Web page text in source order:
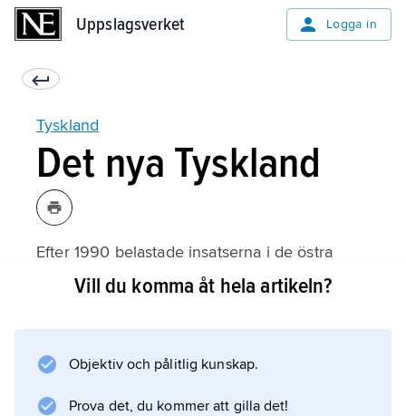
Uppslagsverket Logga in
Tyskland
Det nya Tyskland
Efter 1990 belastade insatserna i de östra
delstaterna förbundsrepublikens ekonomi
tillväxten var låg. Behovet av nedskärningar i
de offentliga utgifterna ledde till en
Vill du komma åt hela artikeln?
Objektiv och pålitlig kunskap.
Prova det, du kommer att gilla det!